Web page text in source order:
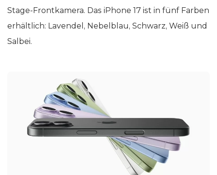
Stage-Frontkamera. Das iPhone 17 ist in fünf Farben
erhältlich: Lavendel, Nebelblau, Schwarz, Weiß und
Salbei.